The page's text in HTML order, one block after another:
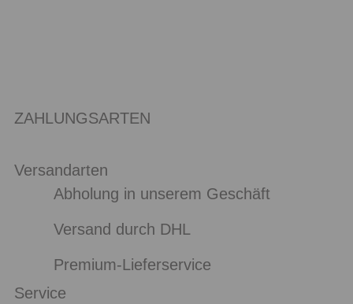
ZAHLUNGSARTEN
Versandarten
Abholung in unserem Geschäft
Versand durch DHL
Premium-Lieferservice
Service